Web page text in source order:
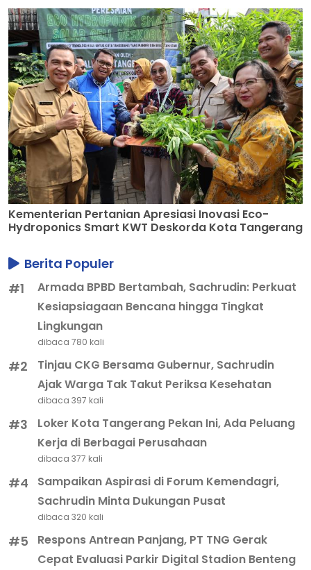
Kementerian Pertanian Apresiasi Inovasi Eco-
Hydroponics Smart KWT Deskorda Kota Tangerang
Berita Populer
#1
Armada BPBD Bertambah, Sachrudin: Perkuat
Kesiapsiagaan Bencana hingga Tingkat
Lingkungan
dibaca 780 kali
#2
Tinjau CKG Bersama Gubernur, Sachrudin
Ajak Warga Tak Takut Periksa Kesehatan
dibaca 397 kali
#3
Loker Kota Tangerang Pekan Ini, Ada Peluang
Kerja di Berbagai Perusahaan
dibaca 377 kali
#4
Sampaikan Aspirasi di Forum Kemendagri,
Sachrudin Minta Dukungan Pusat
dibaca 320 kali
#5
Respons Antrean Panjang, PT TNG Gerak
Cepat Evaluasi Parkir Digital Stadion Benteng